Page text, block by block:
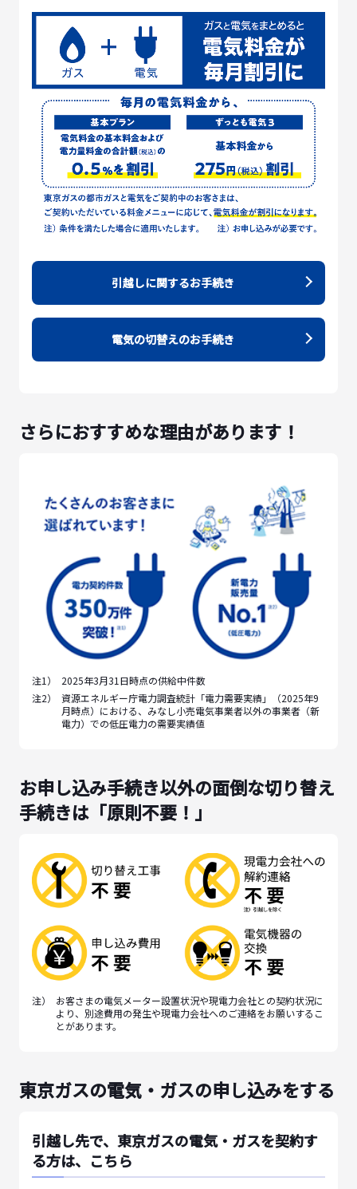
引越しに関するお手続き
電気の切替えのお手続き
さらにおすすめな理由があります！
注1）
2025年3月31日時点の供給中件数
注2）
資源エネルギー庁電力調査統計「電力需要実績」（2025年9
月時点）における、みなし小売電気事業者以外の事業者（新
電力）での低圧電力の需要実績値
お申し込み手続き以外の面倒な切り替え
手続きは「原則不要！」
注）
お客さまの電気メーター設置状況や現電力会社との契約状況に
より、別途費用の発生や現電力会社へのご連絡をお願いするこ
とがあります。
東京ガスの電気・ガスの申し込みをする
引越し先で、東京ガスの電気・ガスを契約す
る方は、こちら